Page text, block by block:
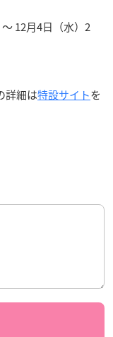
12月4日（水）2
詳細は特設サイトを